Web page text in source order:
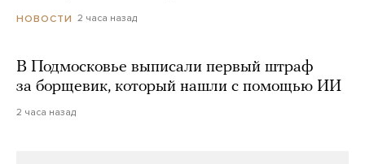
НОВОСТИ 2 часа назад
В Подмосковье выписали первый штраф
за борщевик, который нашли с помощью ИИ
2 часа назад